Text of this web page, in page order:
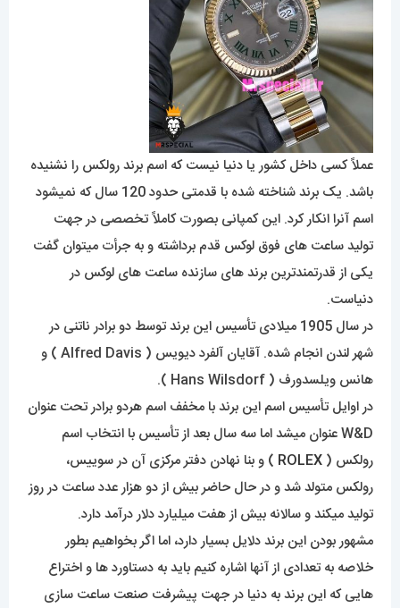
عملاً کسی داخل کشور یا دنیا نیست که اسم برند رولکس را نشنیده
باشد. یک برند شناخته شده با قدمتی حدود 120 سال که نمیشود
اسم آنرا انکار کرد. این کمپانی بصورت کاملاً تخصصی در جهت
تولید ساعت های فوق لوکس قدم برداشته و به جرأت میتوان گفت
یکی از قدرتمندترین برند های سازنده ساعت های لوکس در
دنیاست.
در سال 1905 میلادی تأسیس این برند توسط دو برادر ناتنی در
شهر لندن انجام شده. آقایان آلفرد دیویس ( Alfred Davis ) و
هانس ویلسدورف ( Hans Wilsdorf ).
در اوایل تأسیس اسم این برند با مخفف اسم هردو برادر تحت عنوان
W&D عنوان میشد اما سه سال بعد از تأسیس با انتخاب اسم
رولکس ( ROLEX ) و بنا نهادن دفتر مرکزی آن در سوییس،
رولکس متولد شد و در حال حاضر بیش از دو هزار عدد ساعت در روز
تولید میکند و سالانه بیش از هفت میلیارد دلار درآمد دارد.
مشهور بودن این برند دلایل بسیار دارد، اما اگر بخواهیم بطور
خلاصه به تعدادی از آنها اشاره کنیم باید به دستاورد ها و اختراع
هایی که این برند به دنیا در جهت پیشرفت صنعت ساعت سازی